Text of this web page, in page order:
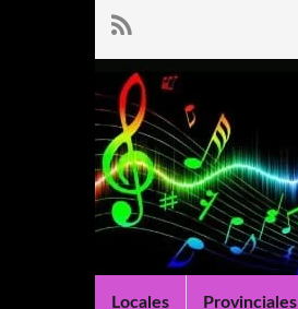
Locales Provinciales